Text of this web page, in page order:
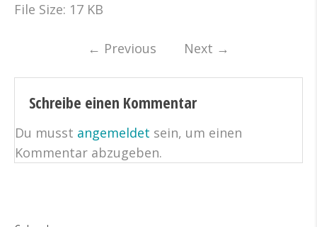
File Size: 17 KB
← Previous Next →
Schreibe einen Kommentar
Du musst angemeldet sein, um einen
Kommentar abzugeben.